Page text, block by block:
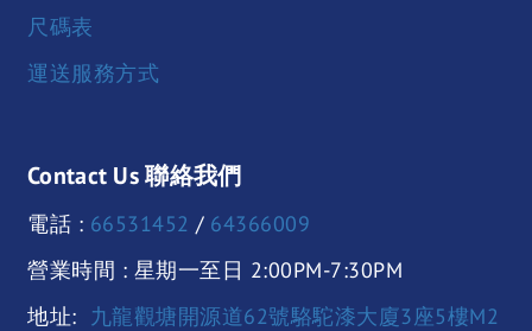
尺碼表
運送服務方式
Contact Us 聯絡我們
電話 : 66531452 / 64366009
營業時間 : 星期一至日 2:00PM-7:30PM
地址:
九龍觀塘開源道62號駱駝漆大廈3座5樓M2